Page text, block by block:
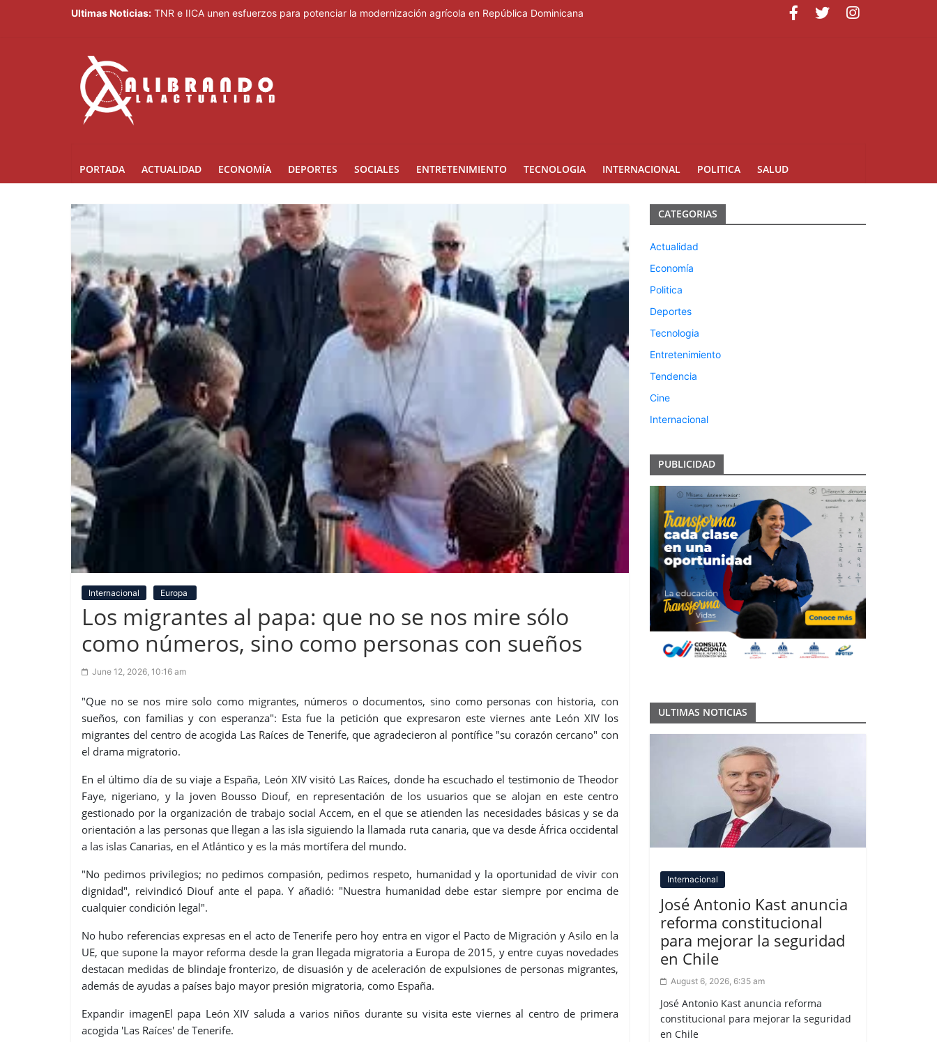
Ultimas Noticias: TNR e IICA unen esfuerzos para potenciar la modernización agrícola en República Dominicana
PORTADA ACTUALIDAD ECONOMÍA DEPORTES SOCIALES ENTRETENIMIENTO TECNOLOGIA INTERNACIONAL POLITICA SALUD
Internacional Europa
Los migrantes al papa: que no se nos mire sólo
como números, sino como personas con sueños
June 12, 2026, 10:16 am
"Que no se nos mire solo como migrantes, números o documentos, sino como personas con historia, con
sueños, con familias y con esperanza": Esta fue la petición que expresaron este viernes ante León XIV los
migrantes del centro de acogida Las Raíces de Tenerife, que agradecieron al pontífice "su corazón cercano" con
el drama migratorio.
En el último día de su viaje a España, León XIV visitó Las Raíces, donde ha escuchado el testimonio de Theodor
Faye, nigeriano, y la joven Bousso Diouf, en representación de los usuarios que se alojan en este centro
gestionado por la organización de trabajo social Accem, en el que se atienden las necesidades básicas y se da
orientación a las personas que llegan a las isla siguiendo la llamada ruta canaria, que va desde África occidental
a las islas Canarias, en el Atlántico y es la más mortífera del mundo.
"No pedimos privilegios; no pedimos compasión, pedimos respeto, humanidad y la oportunidad de vivir con
dignidad", reivindicó Diouf ante el papa. Y añadió: "Nuestra humanidad debe estar siempre por encima de
cualquier condición legal".
No hubo referencias expresas en el acto de Tenerife pero hoy entra en vigor el Pacto de Migración y Asilo en la
UE, que supone la mayor reforma desde la gran llegada migratoria a Europa de 2015, y entre cuyas novedades
destacan medidas de blindaje fronterizo, de disuasión y de aceleración de expulsiones de personas migrantes,
además de ayudas a países bajo mayor presión migratoria, como España.
Expandir imagenEl papa León XIV saluda a varios niños durante su visita este viernes al centro de primera
acogida 'Las Raíces' de Tenerife.
CATEGORIAS
Actualidad
Economía
Politica
Deportes
Tecnologia
Entretenimiento
Tendencia
Cine
Internacional
PUBLICIDAD
ULTIMAS NOTICIAS
Internacional
José Antonio Kast anuncia
reforma constitucional
para mejorar la seguridad
en Chile
August 6, 2026, 6:35 am
José Antonio Kast anuncia reforma
constitucional para mejorar la seguridad
en Chile